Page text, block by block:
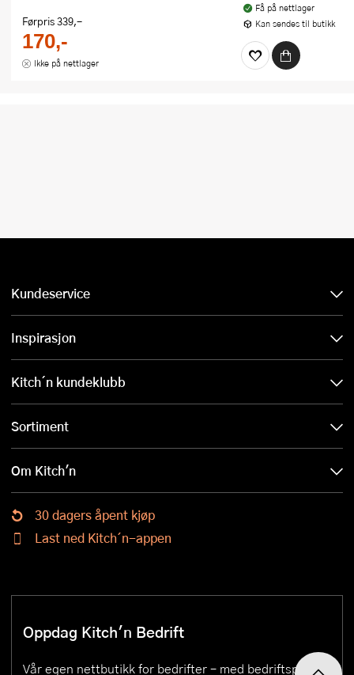
Førpris339,-
170,-
Ikke på nettlager
Få på nettlager
Kan sendes til butikk
Kundeservice
Inspirasjon
Kitch´n kundeklubb
Sortiment
Om Kitch'n
30 dagers åpent kjøp
Last ned Kitch´n-appen
Oppdag Kitch'n Bedrift
Vår egen nettbutikk for bedrifter – med bedriftspriser,